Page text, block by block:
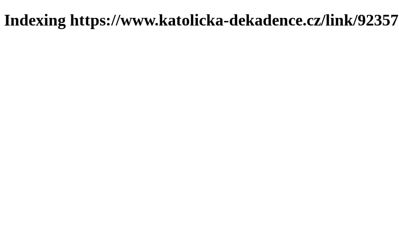
Indexing https://www.katolicka-dekadence.cz/link/92357